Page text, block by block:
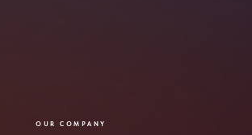
OUR COMPANY